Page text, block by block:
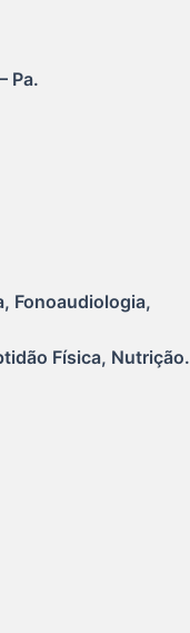
Pa.
Fonoaudiologia,
Física, Nutrição.